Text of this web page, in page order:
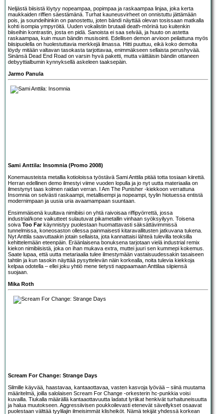
Neljästä biisistä löytyy nopeampaa, popimpaa ja raskaampaa linjaa, joka kerta
maukkaiden riffien säestämänä. Turhat kauneusvirheet on onnistuttu jättämään
pois, ja soundeihinkin on panostettu, joten bändi näyttää olevan tosissaan matkalla
kohti isompia ympyröitä. Uuden vokalistin brutaali death-mörinä tuo kuitenkin
biiseihin kontrastin, josta en pidä. Sanoista ei saa selvää, ja huuto on astetta
raskaampaa, kuin muun bändin musisointi. Edellisen demon arvioon peilattuna myös
biisipuolella on huolestuttavia merkkejä ilmassa. Hitti puuttuu, eikä koko demolta
löydy mitään valtavan tasokasta tarjottavaa, enimmäkseen sellaista perushyvää.
Sinänsä Dead End Road on varsin hyvä paketti, mutta väittäisin bändin ottaneen
debyyttialbumin kynnyksellä askeleen taaksepäin.
Jarmo Panula
Sami Anttila: Insomnia (Promo 2008)
Konemausteista metallia kotioloissa työstävä Sami Anttila pitää totta tosiaan kiirettä.
Herran edellinen demo ilmestyi viime vuoden lopulla ja jo nyt uutta materiaalia on
ilmestynyt taas kolmen raidan verran. I Am The Punisher -kiekkoon verrattuna
Insomnia on selvästi raskaampi, metallisempi ja nopeampi, tyylin hiotuessa entistä
modernimpaan ja uusia uria avaamampaan suuntaan.
Ensimmäisenä kuultava nimibiisi on yhtä raivoisaa riffipyörrettä, jossa
industrial/kone vaikutteet sulautuvat pikametallin vinhaan syöksyilyyn. Toisena
soiva Too Farkäynnistyy puolestaan huomattavasti säksättävimmissä
tunnelmissa, koneosaston ollessa painmaisesti kitaravallitusten jatkuvana tukena.
Nyt Anttila saavuttaakin jotain sellaista, jota kannattaisi lähteä tulevilla teoksilla
kehittelemään eteenpäin. Eräänlaisena bonuksena tarjotaan vielä industrial remix
kiekon nimibiisistä, joka on ihan mukava extra, muttei juuri sen kummepi kokemus.
Saate lupaa, että uutta metariaalia tulee ilmestymään vastaisuudessakin tasaiseen
tahtiin ja kun tasokin näyttää pysyttelevän näin korkealla, noita tulevia kiekkoja
kelpaa odotella – ellei joku yhtiö mene tietysti nappaamaan Anttilaa siipiensä
suojaan.
Mika Roth
Scream For Change: Strange Days
Silmille käyvää, haastavaa, kantaaottavaa, vasten kasvoja lyövää – siinä muutama
määritelmä, joilla salolaisen Scream For Change -orkesterin hc-punkkia voisi
kuvailla. Tiukalla määrällä kantaaottavuutta ladatut lyriikat henkivät turhaituneisuutta
ja halua muutokseen. Aggressiivisen poukkoilevasti etenevät sävellykset osaavat
puolestaan välttää tyylilajin ilmeisimmät klisheiköt. Nämä tekijät yhdessä korkean